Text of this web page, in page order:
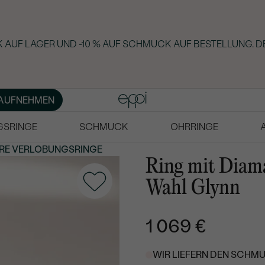
LAGER UND -10 % AUF SCHMUCK AUF BESTELLUNG.
SCHMUCK OHRRINGE
VERLOBUNGSRINGE
Ring mit
Wahl Glynn
1 069 €
WIR LIEFERN DEN